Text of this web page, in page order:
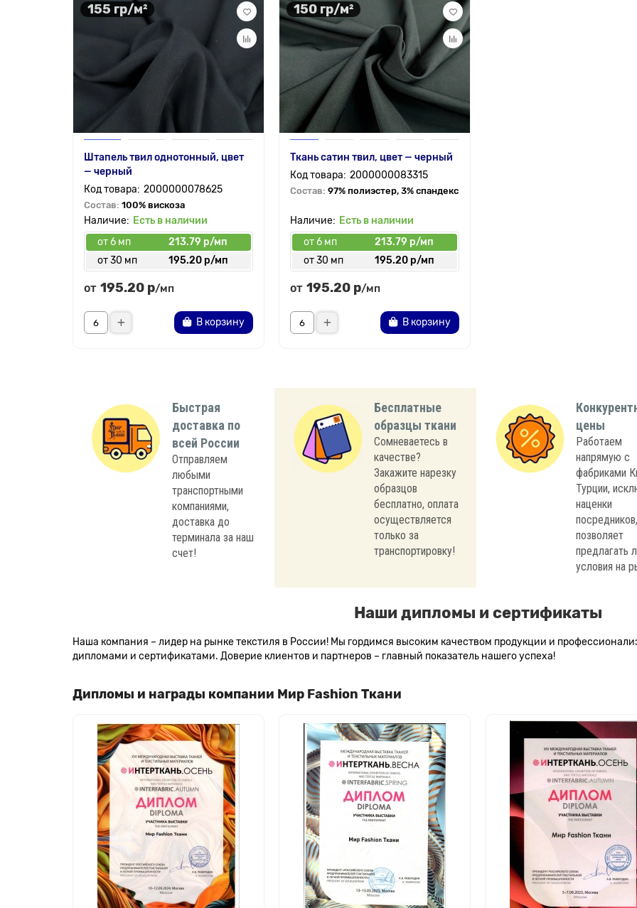
155 гр/м²
Штапель твил однотонный, цвет
— черный
2000000078625
Состав: 100% вискоза
Есть в наличии
от 6 мп
213.79 р/мп
от 30 мп
195.20 р/мп
от 195.20 р/мп
В корзину
150 гр/м²
Ткань сатин твил, цвет — черный
2000000083315
Состав: 97% полиэстер, 3% спандекс
Есть в наличии
от 6 мп
213.79 р/мп
от 30 мп
195.20 р/мп
от 195.20 р/мп
В корзину
Быстрая
доставка по
всей России
Отправляем
любыми
транспортными
компаниями,
доставка до
терминала за наш
счет!
Бесплатные
образцы ткани
Сомневаетесь в
качестве?
Закажите нарезку
образцов
бесплатно, оплата
осуществляется
только за
транспортировку!
цены
Работаем
напрямую с
фабриками
Турции,
наценки
позволяет
предлагать
условия на
Наши дипломы и сертификаты
Наша компания – лидер на рынке текстиля в России! Мы гордимся высоким качеством продукции и
дипломами и сертификатами. Доверие клиентов и партнеров – главный показатель нашего успеха!
Дипломы и награды компании Мир Fashion Ткани